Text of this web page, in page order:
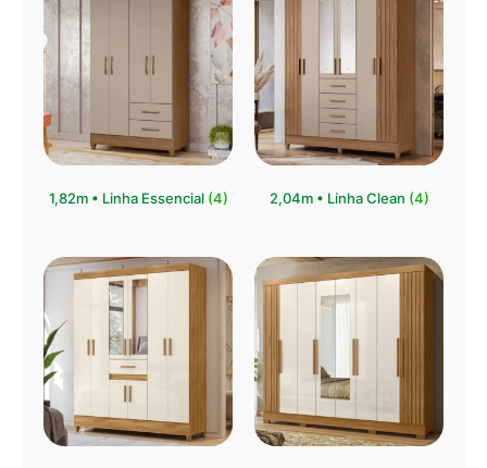
1,82m • Linha Essencial (4) 2,04m • Linha Clean (4)